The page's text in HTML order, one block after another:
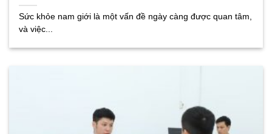
Sức khỏe nam giới là một vấn đề ngày càng được quan tâm,
và việc...